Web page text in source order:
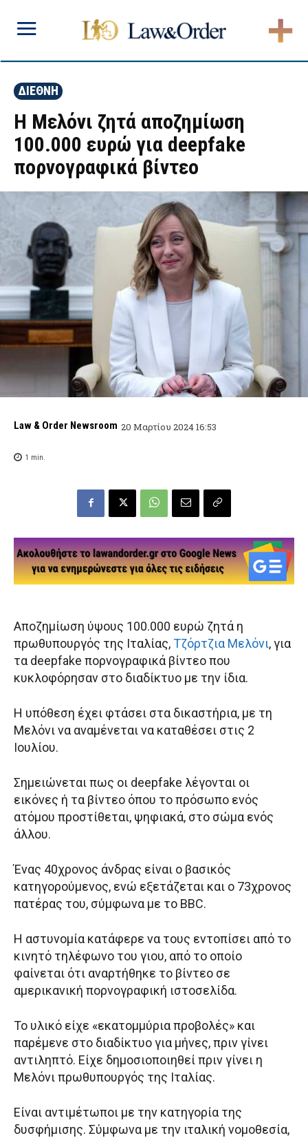
ΔΙΕΘΝΗ
Η Μελόνι ζητά αποζημίωση
100.000 ευρώ για deepfake
πορνογραφικά βίντεο
Law & Order Newsroom 20 Μαρτίου 2024 16:53
1 min.
Αποζημίωση ύψους 100.000 ευρώ ζητά η
πρωθυπουργός της Ιταλίας,Τζόρτζια Μελόνι, για
τα deepfake πορνογραφικά βίντεο που
κυκλοφόρησαν στο διαδίκτυο με την ίδια.
Η υπόθεση έχει φτάσει στα δικαστήρια, με τη
Μελόνι να αναμένεται να καταθέσει στις 2
Ιουλίου.
Σημειώνεται πως οι deepfake λέγονται οι
εικόνες ή τα βίντεο όπου το πρόσωπο ενός
ατόμου προστίθεται, ψηφιακά, στο σώμα ενός
άλλου.
Ένας 40χρονος άνδρας είναι ο βασικός
κατηγορούμενος, ενώ εξετάζεται και ο 73χρονος
πατέρας του, σύμφωνα με το BBC.
Η αστυνομία κατάφερε να τους εντοπίσει από το
κινητό τηλέφωνο του γιου, από το οποίο
φαίνεται ότι αναρτήθηκε το βίντεο σε
αμερικανική πορνογραφική ιστοσελίδα.
Το υλικό είχε «εκατομμύρια προβολές» και
παρέμενε στο διαδίκτυο για μήνες, πριν γίνει
αντιληπτό. Είχε δημοσιοποιηθεί πριν γίνει η
Μελόνι πρωθυπουργός της Ιταλίας.
Είναι αντιμέτωποι με την κατηγορία της
δυσφήμισης. Σύμφωνα με την ιταλική νομοθεσία,